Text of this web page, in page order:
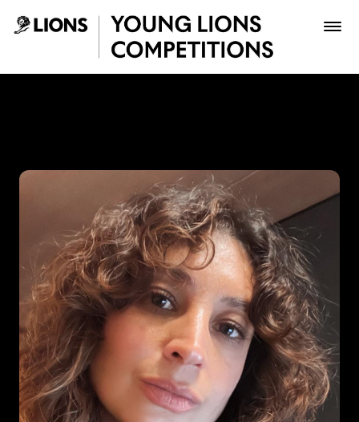
Saltar al contenido principal
Inscribir
Boletería